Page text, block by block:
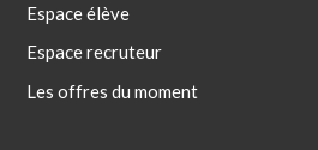
Espace élève
Espace recruteur
Les offres du moment